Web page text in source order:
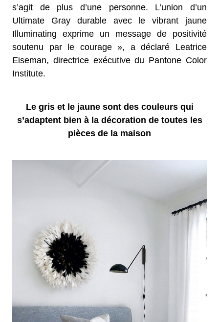
s’agit de plus d’une personne. L’union d’un
Ultimate Gray durable avec le vibrant jaune
Illuminating exprime un message de positivité
soutenu par le courage », a déclaré Leatrice
Eiseman, directrice exécutive du Pantone Color
Institute.
Le gris et le jaune sont des couleurs qui
s’adaptent bien à la décoration de toutes les
pièces de la maison